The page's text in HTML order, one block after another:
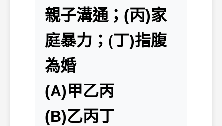
親子溝通；(丙)家
庭暴力；(丁)指腹
為婚
(A)甲乙丙
(B)乙丙丁